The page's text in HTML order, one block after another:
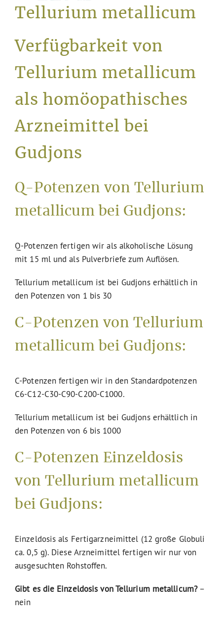
Service
Tellurium metallicum
Verfügbarkeit von
Tellurium metallicum
als homöopathisches
Arzneimittel bei
Gudjons
Q-Potenzen von Tellurium
metallicum bei Gudjons:
Q-Potenzen fertigen wir als alkoholische Lösung
mit 15 ml und als Pulverbriefe zum Auflösen.
Tellurium metallicum ist bei Gudjons erhältlich in
den Potenzen von 1 bis 30
C-Potenzen von Tellurium
metallicum bei Gudjons:
C-Potenzen fertigen wir in den Standardpotenzen
C6-C12-C30-C90-C200-C1000.
Tellurium metallicum ist bei Gudjons erhältlich in
den Potenzen von 6 bis 1000
C-Potenzen Einzeldosis
von Tellurium metallicum
bei Gudjons:
Einzeldosis als Fertigarzneimittel (12 große Globuli
ca. 0,5 g). Diese Arzneimittel fertigen wir nur von
ausgesuchten Rohstoffen.
Gibt es die Einzeldosis von Tellurium metallicum?–
nein